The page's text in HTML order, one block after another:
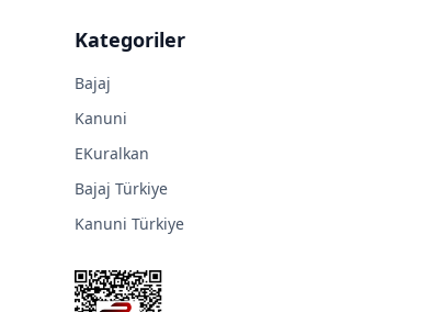
Kategoriler
Bajaj
Kanuni
EKuralkan
Bajaj Türkiye
Kanuni Türkiye